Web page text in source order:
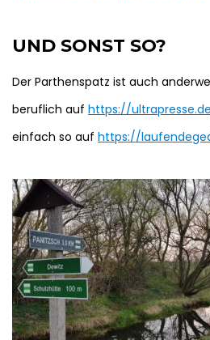
UND SONST SO?
Der Parthenspatz ist auch
beruflich auf https://ultrapresse.de
einfach so auf https://